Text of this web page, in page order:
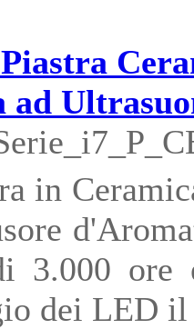
ad
in
3.000
dei LED il